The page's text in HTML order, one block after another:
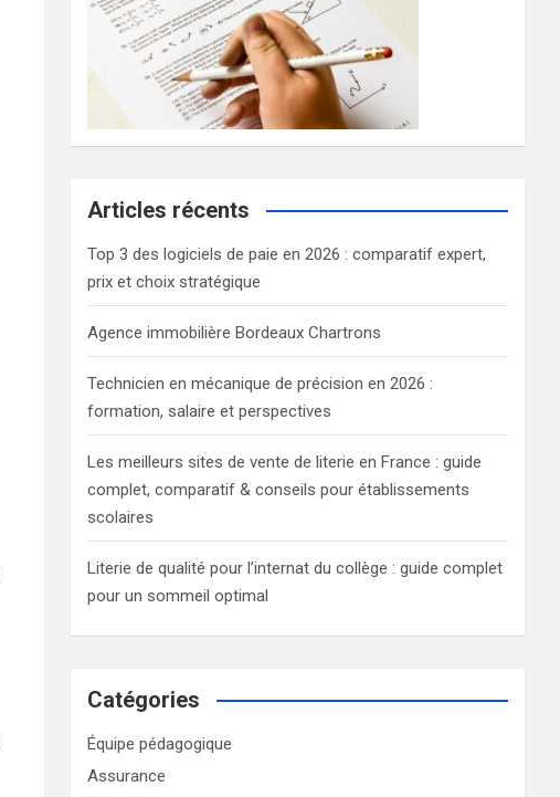
Articles récents
Top 3 des logiciels de paie en 2026 : comparatif expert,
prix et choix stratégique
Agence immobilière Bordeaux Chartrons
Technicien en mécanique de précision en 2026 :
formation, salaire et perspectives
Les meilleurs sites de vente de literie en France : guide
complet, comparatif & conseils pour établissements
scolaires
Literie de qualité pour l’internat du collège : guide complet
pour un sommeil optimal
Catégories
Équipe pédagogique
Assurance